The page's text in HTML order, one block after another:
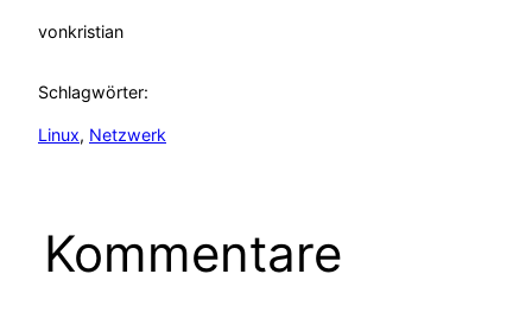
vonkristian
Schlagwörter:
Linux, Netzwerk
Kommentare